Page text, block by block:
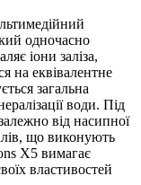
одночасно
іони заліза,
на еквівалентне
загальна
води. Під
від насипної
що виконують
X5 вимагає
властивостей